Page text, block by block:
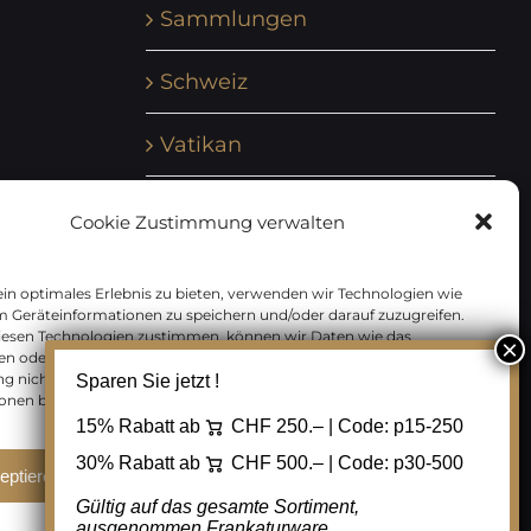
Cookie Zustimmung verwalten
optimales Erlebnis zu bieten, verwenden wir Technologien wie
Geräteinformationen zu speichern und/oder darauf zuzugreifen.
Technologien zustimmen, können wir Daten wie das
oder eindeutige IDs auf dieser Website verarbeiten. Wenn Sie Ihre
nicht erteilen oder zurückziehen, können bestimmte Merkmale
beeinträchtigt werden.
Ablehnen Cookie Einstellungen
Sammlungen
Schweiz
Vatikan
Zensurbelege Österreich
Zensurbelege Schweiz
Sparen Sie jetzt !
15% Rabatt ab CHF 250.– | Code: p15-250
30% Rabatt ab
CHF 500.– | Code: p30-500
Gültig auf das gesamte Sortiment,